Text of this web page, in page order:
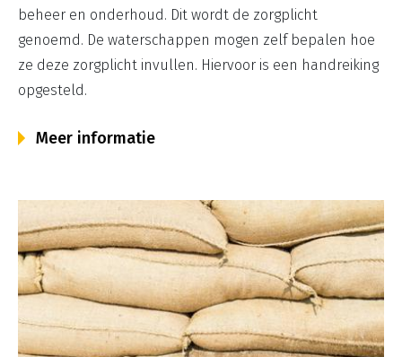
beheer en onderhoud. Dit wordt de zorgplicht
genoemd. De waterschappen mogen zelf bepalen hoe
ze deze zorgplicht invullen. Hiervoor is een handreiking
opgesteld.
Meer informatie